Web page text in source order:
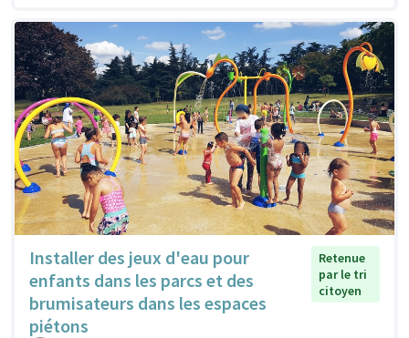
Installer des jeux d'eau pour
enfants dans les parcs et des
brumisateurs dans les espaces
piétons
Retenue
par le tri
citoyen